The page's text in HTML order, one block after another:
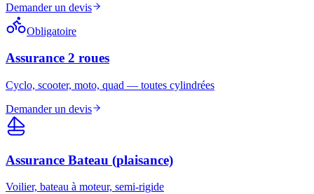
Demander un devis
Obligatoire
Assurance 2 roues
Cyclo, scooter, moto, quad — toutes cylindrées
Demander un devis
Assurance Bateau (plaisance)
Voilier, bateau à moteur, semi-rigide